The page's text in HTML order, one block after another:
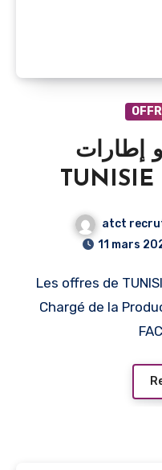
إطارات
TUNISIE
atct
11 mars
Les offres de TUNISIE LEASING ET FACTORING
Chargé de la